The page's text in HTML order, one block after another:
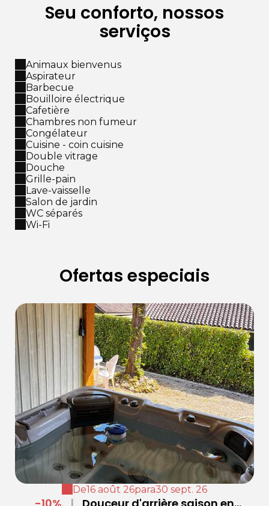
Seu conforto, nossos
serviços
Animaux bienvenus
Aspirateur
Barbecue
Bouilloire électrique
Cafetière
Chambres non fumeur
Congélateur
Cuisine - coin cuisine
Double vitrage
Douche
Grille-pain
Lave-vaisselle
Salon de jardin
WC séparés
Wi-Fi
Ofertas especiais
De16 août 26para30 sept. 26